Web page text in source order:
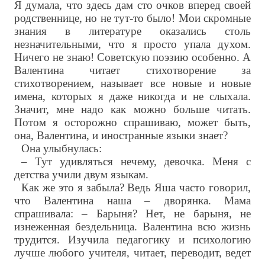
Я думала, что здесь дам сто очков вперед своей
родственнице, но не тут-то было! Мои скромные
знания в литературе оказались столь
незначительными, что я просто упала духом.
Ничего не знаю! Советскую поэзию особенно. А
Валентина читает стихотворение за
стихотворением, называет все новые и новые
имена, которых я даже никогда и не слыхала.
Значит, мне надо как можно больше читать.
Потом я осторожно спрашиваю, может быть,
она, Валентина, и иностранные языки знает?
Она улыбнулась:
– Тут удивляться нечему, девочка. Меня с
детства учили двум языкам.
Как же это я забыла? Ведь Яша часто говорил,
что Валентина наша – дворянка. Мама
спрашивала: – Барыня? Нет, не барыня, не
изнеженная бездельница. Валентина всю жизнь
трудится. Изучила педагогику и психологию
лучше любого учителя, читает, переводит, ведет